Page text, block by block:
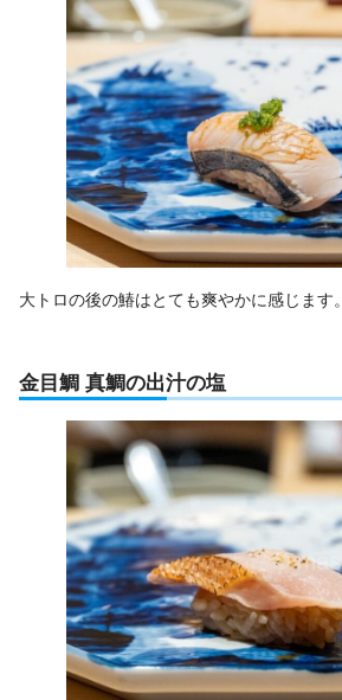
大トロの後の鰆はとても爽やかに感じます。
金目鯛 真鯛の出汁の塩